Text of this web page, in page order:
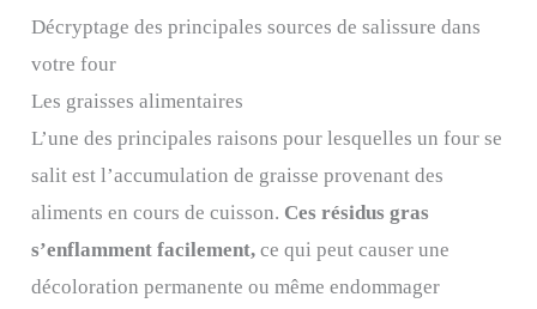
Décryptage des principales sources de salissure dans
votre four
Les graisses alimentaires
L’une des principales raisons pour lesquelles un four se
salit est l’accumulation de graisse provenant des
aliments en cours de cuisson. Ces résidus gras
s’enflamment facilement, ce qui peut causer une
décoloration permanente ou même endommager